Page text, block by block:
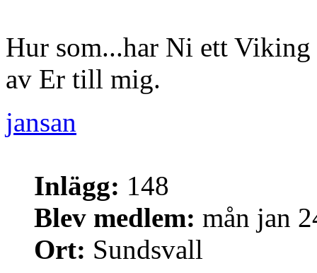
Hur som...har Ni ett
av Er till mig.
jansan
Inlägg: 148
Blev medlem: mån jan
Ort: Sundsvall